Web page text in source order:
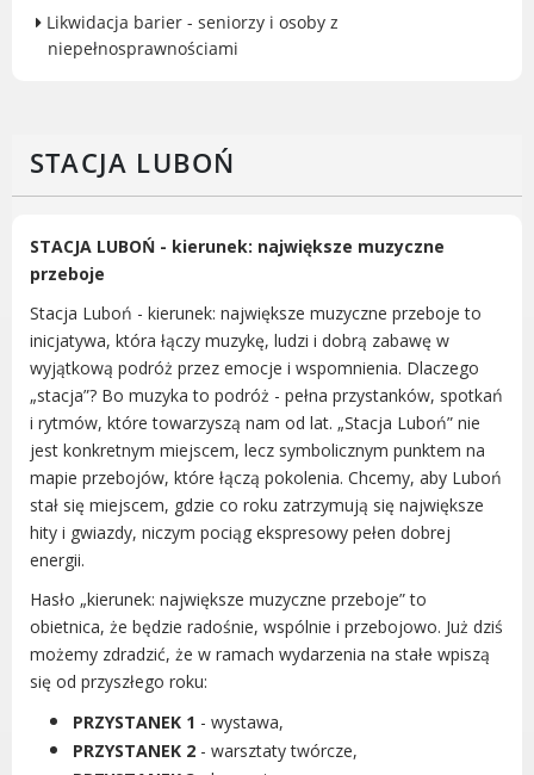
Plaża Miejska przy ul. Rzecznej w
Luboniu
RADA MIASTA LUBOŃ
Radni Rady Miasta Luboń
Harmonogram dyżurów radnych
Komisje Rady Miasta Luboń
Terminarz spotkań komisji
Uchwały Rady Miasta Luboń
Młodzieżowa Rada Miasta Luboń
Rada Gospodarcza
POZOSTAŁE
Państwowy Fundusz Rehabilitacji Osób
Niepełnosprawnych
Zakład Ubezpieczeń Społecznych
Poznańska Lokalna Organizacja
STACJA LUBOŃ
STACJA LUBOŃ - kierunek: największe muzyczne
przeboje
Stacja Luboń - kierunek: największe muzyczne przeboje to
inicjatywa, która łączy muzykę, ludzi i dobrą zabawę w
wyjątkową podróż przez emocje i wspomnienia. Dlaczego
„stacja”? Bo muzyka to podróż - pełna przystanków, spotkań
i rytmów, które towarzyszą nam od lat. „Stacja Luboń” nie
jest konkretnym miejscem, lecz symbolicznym punktem na
mapie przebojów, które łączą pokolenia. Chcemy, aby Luboń
stał się miejscem, gdzie co roku zatrzymują się największe
hity i gwiazdy, niczym pociąg ekspresowy pełen dobrej
energii.
Hasło „kierunek: największe muzyczne przeboje” to
obietnica, że będzie radośnie, wspólnie i przebojowo. Już dziś
możemy zdradzić, że w ramach wydarzenia na stałe wpiszą
się od przyszłego roku:
PRZYSTANEK 1 - wystawa,
PRZYSTANEK 2 - warsztaty twórcze,
Likwidacja barier - seniorzy i osoby z
niepełnosprawnościami